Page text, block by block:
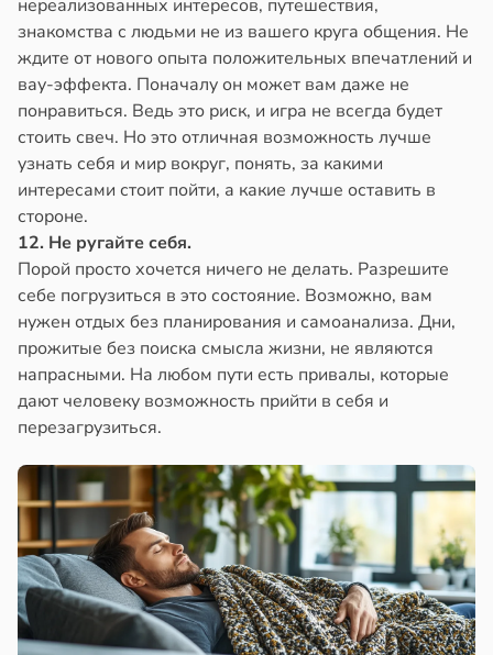
нереализованных интересов, путешествия,
знакомства с людьми не из вашего круга общения. Не
ждите от нового опыта положительных впечатлений и
вау-эффекта. Поначалу он может вам даже не
понравиться. Ведь это риск, и игра не всегда будет
стоить свеч. Но это отличная возможность лучше
узнать себя и мир вокруг, понять, за какими
интересами стоит пойти, а какие лучше оставить в
стороне.
12. Не ругайте себя.
Порой просто хочется ничего не делать. Разрешите
себе погрузиться в это состояние. Возможно, вам
нужен отдых без планирования и самоанализа. Дни,
прожитые без поиска смысла жизни, не являются
напрасными. На любом пути есть привалы, которые
дают человеку возможность прийти в себя и
перезагрузиться.